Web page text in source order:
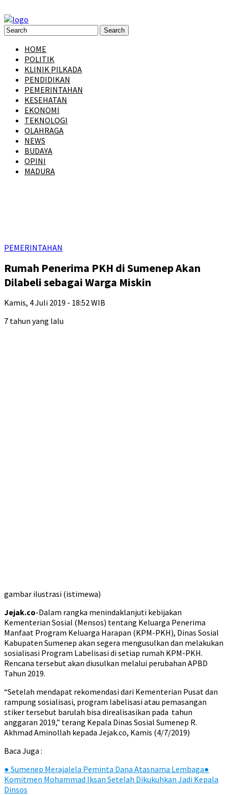
HOME
POLITIK
KLINIK PILKADA
PENDIDIKAN
PEMERINTAHAN
KESEHATAN
EKONOMI
TEKNOLOGI
OLAHRAGA
NEWS
BUDAYA
OPINI
MADURA
PEMERINTAHAN
Rumah Penerima PKH di Sumenep Akan
Dilabeli sebagai Warga Miskin
Kamis, 4 Juli 2019 - 18:52 WIB
7 tahun yang lalu
gambar ilustrasi (istimewa)
Jejak.co-Dalam rangka menindaklanjuti kebijakan
Kementerian Sosial (Mensos) tentang Keluarga Penerima
Manfaat Program Keluarga Harapan (KPM-PKH), Dinas Sosial
Kabupaten Sumenep akan segera mengusulkan dan melakukan
sosialisasi Program Labelisasi di setiap rumah KPM-PKH.
Rencana tersebut akan diusulkan melalui perubahan APBD
Tahun 2019.
“Setelah mendapat rekomendasi dari Kementerian Pusat dan
rampung sosialisasi, program labelisasi atau pemasangan
stiker tersebut barulah bisa direalisasikan pada tahun
anggaran 2019,” terang Kepala Dinas Sosial Sumenep R.
Akhmad Aminollah kepada Jejak.co, Kamis (4/7/2019)
Baca Juga :
● Sumenep Merajalela Peminta Dana Atasnama Lembaga●
Komitmen Mohammad Iksan Setelah Dikukuhkan Jadi Kepala
Dinsos